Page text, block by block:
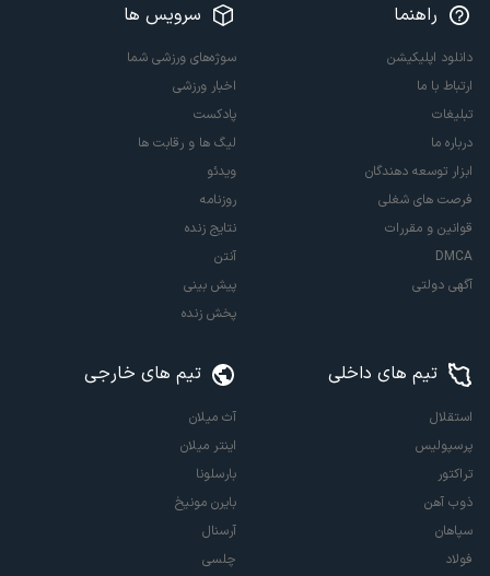
راهنما
دانلود اپلیکیشن
ارتباط با ما
تبلیغات
درباره ما
ابزار توسعه دهندگان
فرصت های شغلی
قوانین و مقررات
DMCA
آگهی دولتی
سرویس ها
سوژه‌های ورزشی شما
اخبار ورزشی
پادکست
لیگ ها و رقابت ها
ویدئو
روزنامه
نتایج زنده
آنتن
پیش بینی
پخش زنده
تیم های داخلی
استقلال
پرسپولیس
تراکتور
ذوب آهن
سپاهان
فولاد
تیم های خارجی
آث میلان
اینتر میلان
بارسلونا
بایرن مونیخ
آرسنال
چلسی